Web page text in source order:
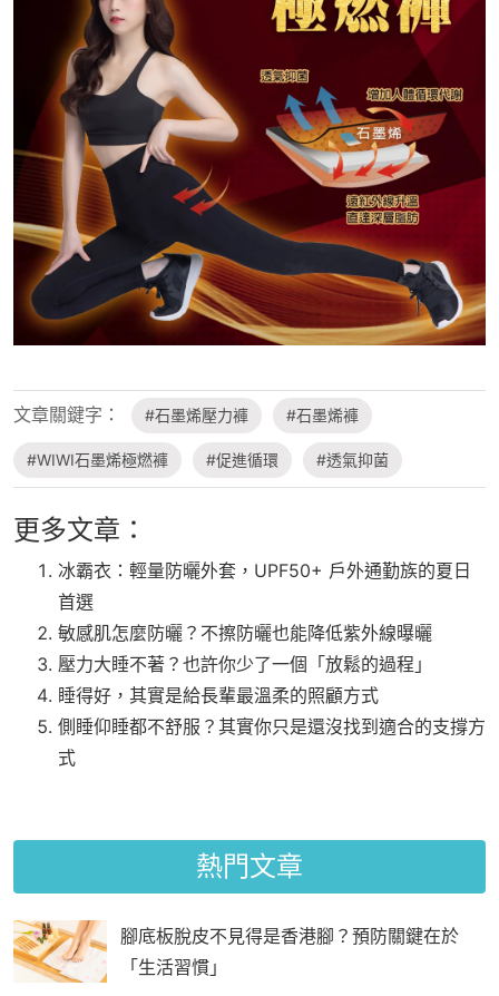
文章關鍵字： #石墨烯壓力褲 #石墨烯褲
#WIWI石墨烯極燃褲 #促進循環 #透氣抑菌
更多文章：
冰霸衣：輕量防曬外套，UPF50+ 戶外通勤族的夏日
首選
敏感肌怎麼防曬？不擦防曬也能降低紫外線曝曬
壓力大睡不著？也許你少了一個「放鬆的過程」
睡得好，其實是給長輩最溫柔的照顧方式
側睡仰睡都不舒服？其實你只是還沒找到適合的支撐方
式
熱門文章
腳底板脫皮不見得是香港腳？預防關鍵在於
「生活習慣」